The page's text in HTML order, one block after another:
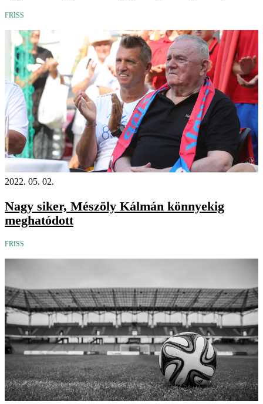
FRISS
2022. 05. 02.
Nagy siker, Mészöly Kálmán könnyekig
meghatódott
FRISS